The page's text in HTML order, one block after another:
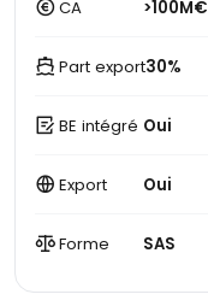
CA >100M€
Part export30%
BE intégré Oui
Export Oui
Forme SAS